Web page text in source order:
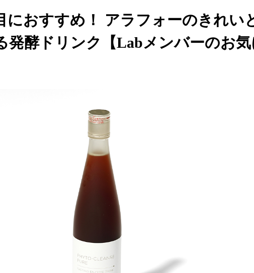
におすすめ！ アラフォーのきれい
発酵ドリンク【Labメンバーのお気